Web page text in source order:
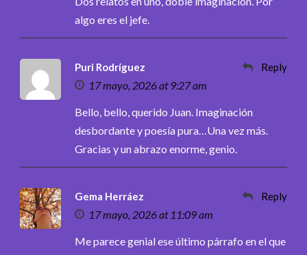
algo eres el jefe.
Puri Rodríguez
17 mayo, 2026 at 9:27 am
Reply
Bello, bello, querido Juan. Imaginación
desbordante y poesía pura…Una vez más.
Gracias y un abrazo enorme, genio.
Gema Herráez
17 mayo, 2026 at 11:09 am
Reply
Me parece genial ese último párrafo en el que